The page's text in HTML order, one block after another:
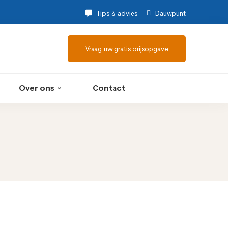
Tips & advies Dauwpunt
Vraag uw gratis prijsopgave
Over ons Contact